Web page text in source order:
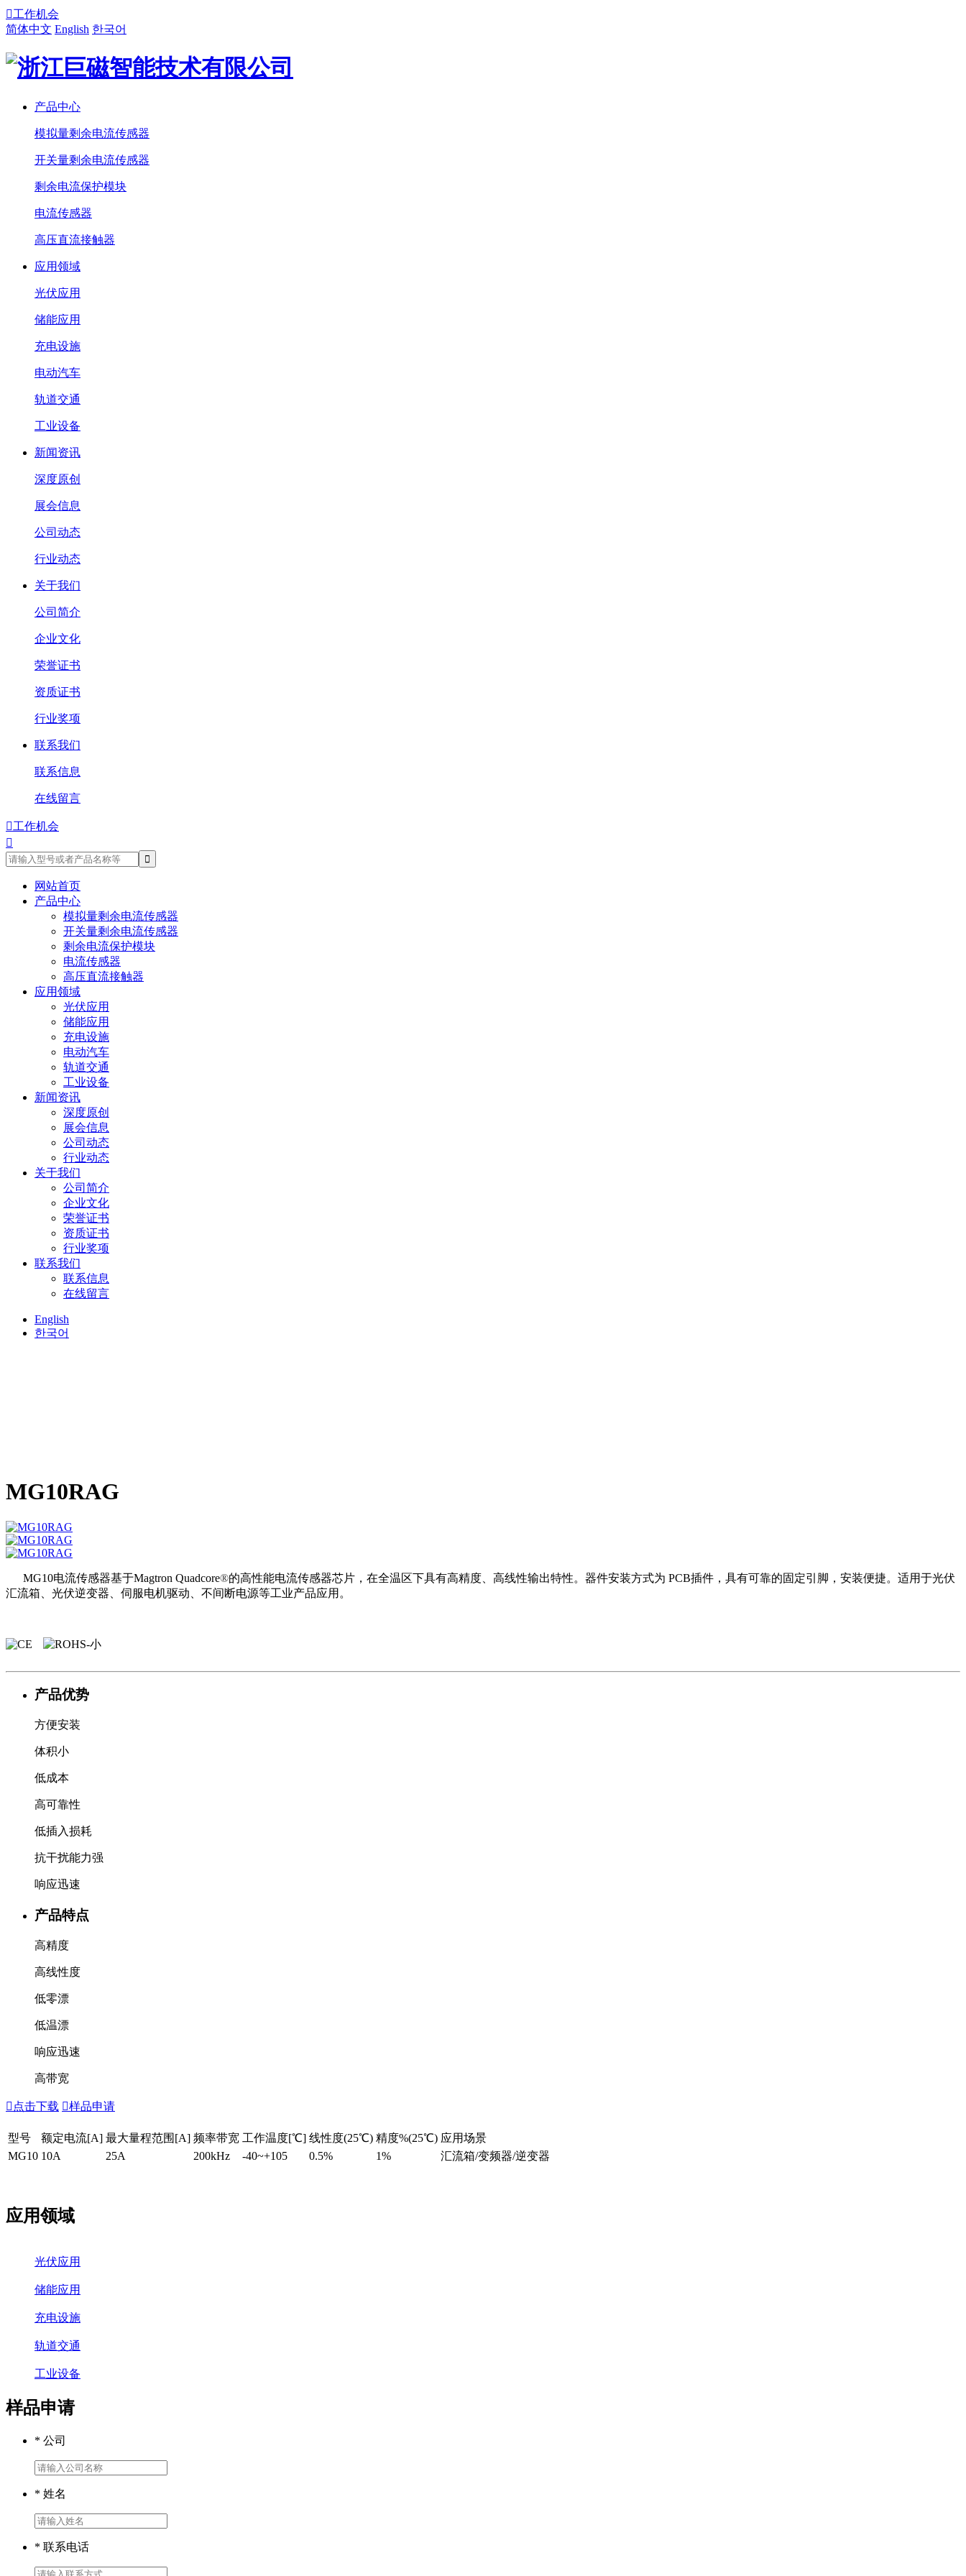
工作机会
简体中文 English 한국어
产品中心
模拟量剩余电流传感器
开关量剩余电流传感器
剩余电流保护模块
电流传感器
高压直流接触器
应用领域
光伏应用
储能应用
充电设施
电动汽车
轨道交通
工业设备
新闻资讯
深度原创
展会信息
公司动态
行业动态
关于我们
公司简介
企业文化
荣誉证书
资质证书
行业奖项
联系我们
联系信息
在线留言
工作机会

网站首页
产品中心
模拟量剩余电流传感器
开关量剩余电流传感器
剩余电流保护模块
电流传感器
高压直流接触器
应用领域
光伏应用
储能应用
充电设施
电动汽车
轨道交通
工业设备
新闻资讯
深度原创
展会信息
公司动态
行业动态
关于我们
公司简介
企业文化
荣誉证书
资质证书
行业奖项
联系我们
联系信息
在线留言
English
한국어
MG10RAG
MG10电流传感器基于Magtron Quadcore®的高性能电流传感器芯片，在全温区下具有高精度、高线性输出特性。器件安装方式为 PCB插件，具有可靠的固定引脚，安装便捷。适用于光伏
汇流箱、光伏逆变器、伺服电机驱动、不间断电源等工业产品应用。
产品优势
方便安装
体积小
低成本
高可靠性
低插入损耗
抗干扰能力强
响应迅速
产品特点
高精度
高线性度
低零漂
低温漂
响应迅速
高带宽
 点击下载 样品申请
型号 额定电流[A] 最大量程范围[A] 频率带宽 工作温度[℃] 线性度(25℃) 精度%(25℃) 应用场景
MG10 10A 25A 200kHz -40~+105 0.5% 1% 汇流箱/变频器/逆变器
应用领域
光伏应用
储能应用
充电设施
轨道交通
工业设备
样品申请
* 公司
* 姓名
* 联系电话